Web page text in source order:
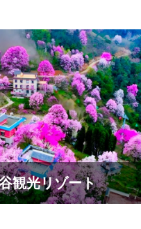
観光リゾート